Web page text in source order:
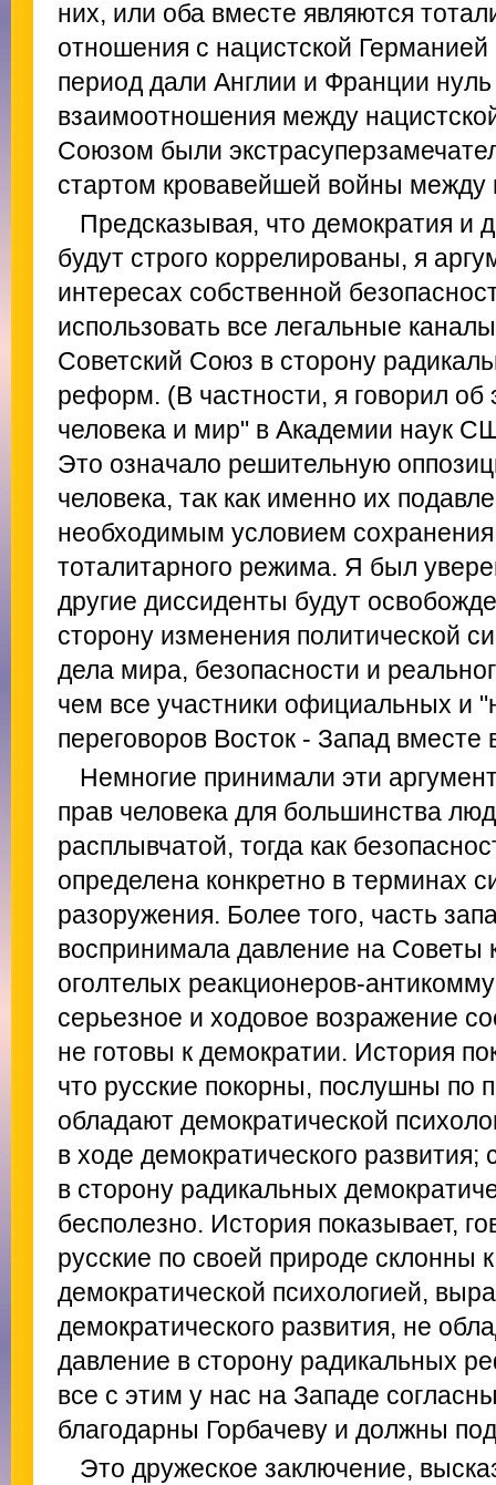
них, или оба вместе являются
отношения с нацистской
период дали Англии и Франции
взаимоотношения между
Союзом были
стартом кровавейшей войны между
Предсказывая, что демократия
будут строго коррелированы, я
интересах собственной
использовать все легальные
Советский Союз в сторону
реформ. (В частности, я говорил
человека и мир" в Академии наук
Это означало решительную
человека, так как именно их
необходимым условием сохранения
тоталитарного режима. Я был
другие диссиденты будут
сторону изменения политической
дела мира, безопасности и
чем все участники официальных и
переговоров Восток - Запад вместе
Немногие принимали эти
прав человека для большинства
расплывчатой, тогда как
определена конкретно в терминах
разоружения. Более того, часть
воспринимала давление на Советы
оголтелых реакционеров-
серьезное и ходовое возражение
не готовы к демократии. История
что русские покорны, послушны по
обладают демократической
в ходе демократического
в сторону радикальных
бесполезно. История показывает,
русские по своей природе склонны
демократической психологией,
демократического развития, не
давление в сторону радикальных
все с этим у нас на Западе
благодарны Горбачеву и должны
Это дружеское заключение,